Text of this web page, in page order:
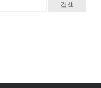
검색